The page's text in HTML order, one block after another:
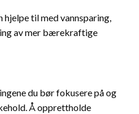
til med vannsparing,
av mer bærekraftige
du bør fokusere på og
Å opprettholde